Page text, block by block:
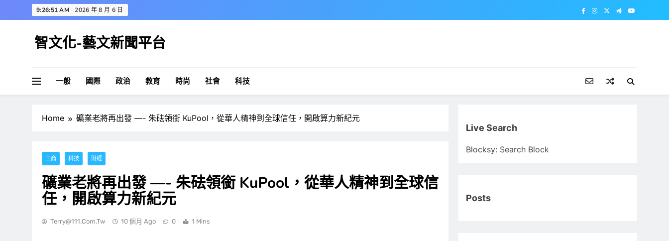
to
9:26:51 AM 2026 年 8 月 6 日
智文化-藝文新聞平台
一般 國際 政治 教育 時尚 社會 科技
Home 礦業老將再出發 —- 朱砝領銜 KuPool，從華人精神到全球信任，開啟算力新紀元
工商 科技 財經
礦業老將再出發 —- 朱砝領銜 KuPool，從華人精神到全球信
任，開啟算力新紀元
Terry@111.com.tw 10 個月 Ago 0 1 Mins
Live Search
Blocksy: Search Block
Posts